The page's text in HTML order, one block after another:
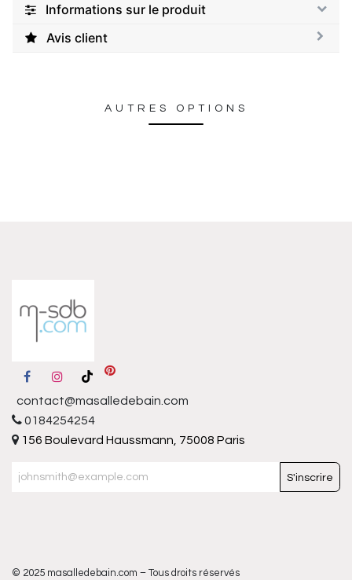
Informations sur le produit
Avis client
AUTRES OPTIONS
contact@masalledebain.com
0184254254
156 Boulevard Haussmann, 75008 Paris
S'inscrire
© 2025 masalledebain.com – Tous droits réservés